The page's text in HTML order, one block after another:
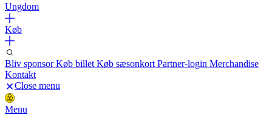
Ungdom
Køb
Bliv sponsorKøb billet Køb sæsonkort Partner-login Merchandise
Kontakt
Close menu
Menu